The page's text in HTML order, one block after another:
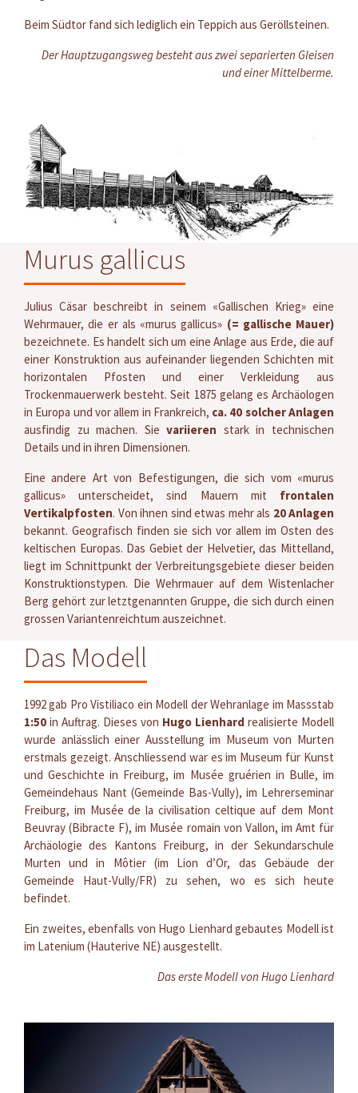
Beim Südtor fand sich lediglich ein Teppich aus Geröllsteinen.
Der Hauptzugangsweg besteht aus zwei separierten Gleisen
und einer Mittelberme.
Murus gallicus
Julius Cäsar beschreibt in seinem «Gallischen Krieg» eine
Wehrmauer, die er als «murus gallicus» (= gallische Mauer)
bezeichnete. Es handelt sich um eine Anlage aus Erde, die auf
einer Konstruktion aus aufeinander liegenden Schichten mit
horizontalen Pfosten und einer Verkleidung aus
Trockenmauerwerk besteht. Seit 1875 gelang es Archäologen
in Europa und vor allem in Frankreich, ca. 40 solcher Anlagen
ausfindig zu machen. Sievariieren stark in technischen
Details und in ihren Dimensionen.
Eine andere Art von Befestigungen, die sich vom «murus
gallicus» unterscheidet, sind Mauern mit frontalen
Vertikalpfosten. Von ihnen sind etwas mehr als 20 Anlagen
bekannt. Geografisch finden sie sich vor allem im Osten des
keltischen Europas. Das Gebiet der Helvetier, das Mittelland,
liegt im Schnittpunkt der Verbreitungsgebiete dieser beiden
Konstruktionstypen. Die Wehrmauer auf dem Wistenlacher
Berg gehört zur letztgenannten Gruppe, die sich durch einen
grossen Variantenreichtum auszeichnet.
Das Modell
1992 gab Pro Vistiliaco ein Modell der Wehranlage im Massstab
1:50 in Auftrag. Dieses von Hugo Lienhard realisierte Modell
wurde anlässlich einer Ausstellung im Museum von Murten
erstmals gezeigt. Anschliessend war es im Museum für Kunst
und Geschichte in Freiburg, im Musée gruérien in Bulle, im
Gemeindehaus Nant (Gemeinde Bas-Vully), im Lehrerseminar
Freiburg, im Musée de la civilisation celtique auf dem Mont
Beuvray (Bibracte F), im Musée romain von Vallon, im Amt für
Archäologie des Kantons Freiburg, in der Sekundarschule
Murten und in Môtier (im Lion d’Or, das Gebäude der
Gemeinde Haut-Vully/FR) zu sehen, wo es sich heute
befindet.
Ein zweites, ebenfalls von Hugo Lienhard gebautes Modell ist
im Latenium (Hauterive NE) ausgestellt.
Das erste Modell von Hugo Lienhard